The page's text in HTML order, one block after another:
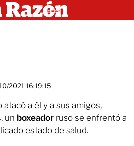
2021 16:19:15
a él y a sus amigos,
un boxeador ruso se enfrentó a
estado de salud.